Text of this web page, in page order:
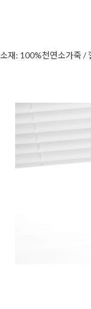
소재: 100%천연소가죽 /